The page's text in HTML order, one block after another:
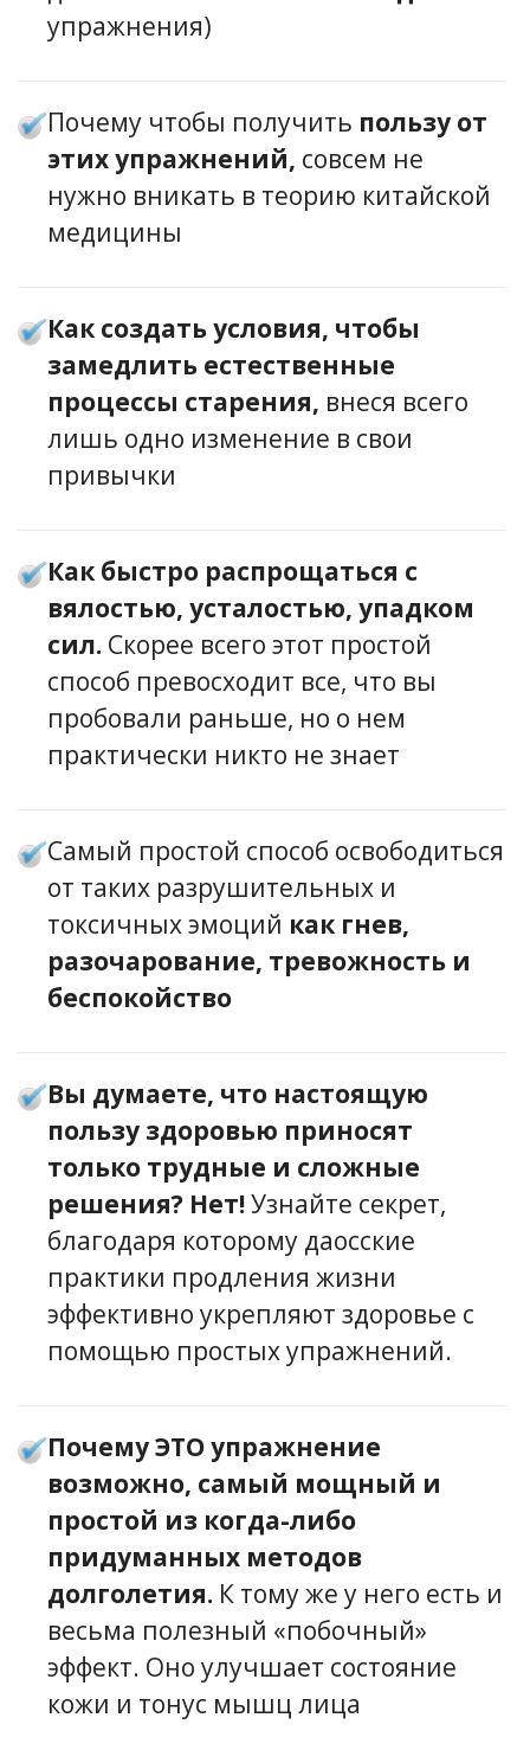
упражнения)
Почему чтобы получить пользу от
этих упражнений, совсем не
нужно вникать в теорию китайской
медицины
Как создать условия, чтобы
замедлить естественные
процессы старения, внеся всего
лишь одно изменение в свои
привычки
Как быстро распрощаться с
вялостью, усталостью, упадком
сил. Скорее всего этот простой
способ превосходит все, что вы
пробовали раньше, но о нем
практически никто не знает
Самый простой способ освободиться
от таких разрушительных и
токсичных эмоций как гнев,
разочарование, тревожность и
беспокойство
Вы думаете, что настоящую
пользу здоровью приносят
только трудные и сложные
решения? Нет!Узнайте секрет,
благодаря которому даосские
практики продления жизни
эффективно укрепляют здоровье с
помощью простых упражнений.
Почему ЭТО упражнение
возможно, самый мощный и
простой из когда-либо
придуманных методов
долголетия. К тому же у него есть и
весьма полезный «побочный»
эффект. Оно улучшает состояние
кожи и тонус мышц лица